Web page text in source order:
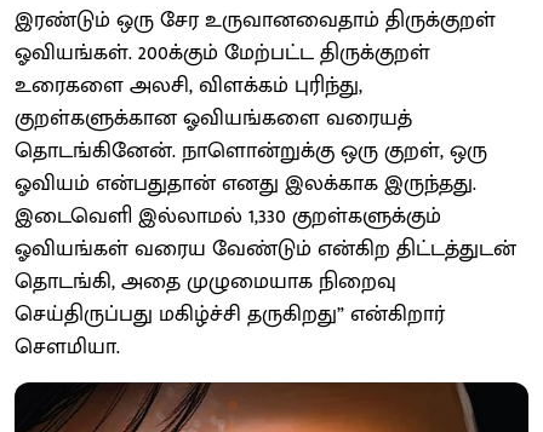
இரண்டும் ஒரு சேர உருவானவைதாம் திருக்குறள்
ஓவியங்கள். 200க்கும் மேற்பட்ட திருக்குறள்
உரைகளை அலசி, விளக்கம் புரிந்து,
குறள்களுக்கான ஓவியங்களை வரையத்
தொடங்கினேன். நாளொன்றுக்கு ஒரு குறள், ஒரு
ஓவியம் என்பதுதான் எனது இலக்காக இருந்தது.
இடைவெளி இல்லாமல் 1,330 குறள்களுக்கும்
ஓவியங்கள் வரைய வேண்டும் என்கிற திட்டத்துடன்
தொடங்கி, அதை முழுமையாக நிறைவு
செய்திருப்பது மகிழ்ச்சி தருகிறது” என்கிறார்
செளமியா.